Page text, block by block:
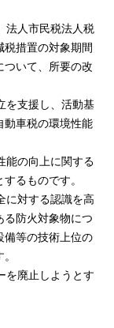
法人市民税法人税
措置の対象期間
ついて、所要の改
を支援し、活動基
動車税の環境性能
能の向上に関する
るものです。
に対する認識を高
る防火対象物につ
備等の技術上位の
を廃止しようとす